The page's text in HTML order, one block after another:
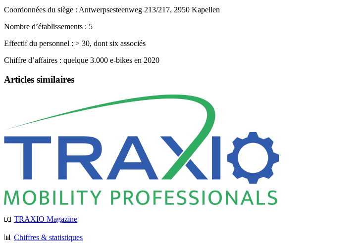
Coordonnées du siège : Antwerpsesteenweg 213/217, 2950 Kapellen
Nombre d’établissements : 5
Effectif du personnel : > 30, dont six associés
Chiffre d’affaires : quelque 3.000 e-bikes en 2020
Articles similaires
📖 TRAXIO Magazine
📊 Chiffres & statistiques